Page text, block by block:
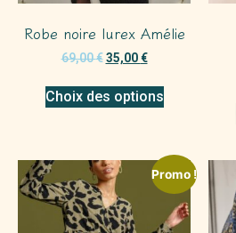
Robe noire lurex Amélie
69,00€ 35,00€
Choix des options
Promo !